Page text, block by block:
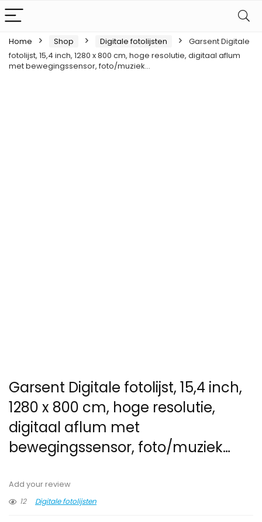
Home Shop Digitale fotolijsten
Garsent Digitale
fotolijst, 15,4 inch, 1280 x 800 cm, hoge resolutie, digitaal aflum
met bewegingssensor, foto/muziek…
Garsent Digitale fotolijst, 15,4 inch,
1280 x 800 cm, hoge resolutie,
digitaal aflum met
bewegingssensor, foto/muziek…
Add your review
12
Digitale fotolijsten